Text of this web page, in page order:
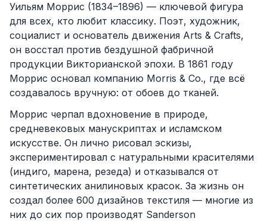
Уильям Моррис (1834–1896) — ключевой фигура
для всех, кто любит классику. Поэт, художник,
социалист и основатель движения Arts & Crafts,
он восстал против бездушной фабричной
продукции Викторианской эпохи. В 1861 году
Моррис основал компанию Morris & Co., где всё
создавалось вручную: от обоев до тканей.
Моррис черпал вдохновение в природе,
средневековых манускриптах и исламском
искусстве. Он лично рисовал эскизы,
экспериментировал с натуральными красителями
(индиго, марена, резеда) и отказывался от
синтетических анилиновых красок. За жизнь он
создал более 600 дизайнов текстиля — многие из
них до сих пор производят Sanderson